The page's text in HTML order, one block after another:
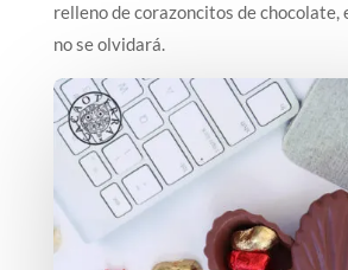
relleno de corazoncitos de chocolate,
no se olvidará.